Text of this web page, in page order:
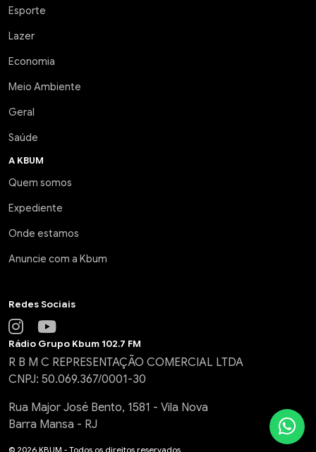
Esporte
Lazer
Economia
Meio Ambiente
Geral
Saúde
A KBUM
Quem somos
Expediente
Onde estamos
Anuncie com a Kbum
Redes Sociais
Rádio Grupo Kbum 102.7 FM
R B M C REPRESENTAÇÃO COMERCIAL LTDA
CNPJ: 50.069.367/0001-30
Rua Major José Bento, 1581 - Vila Nova
Barra Mansa - RJ
© 2026 KBUM - Todos os direitos reservados